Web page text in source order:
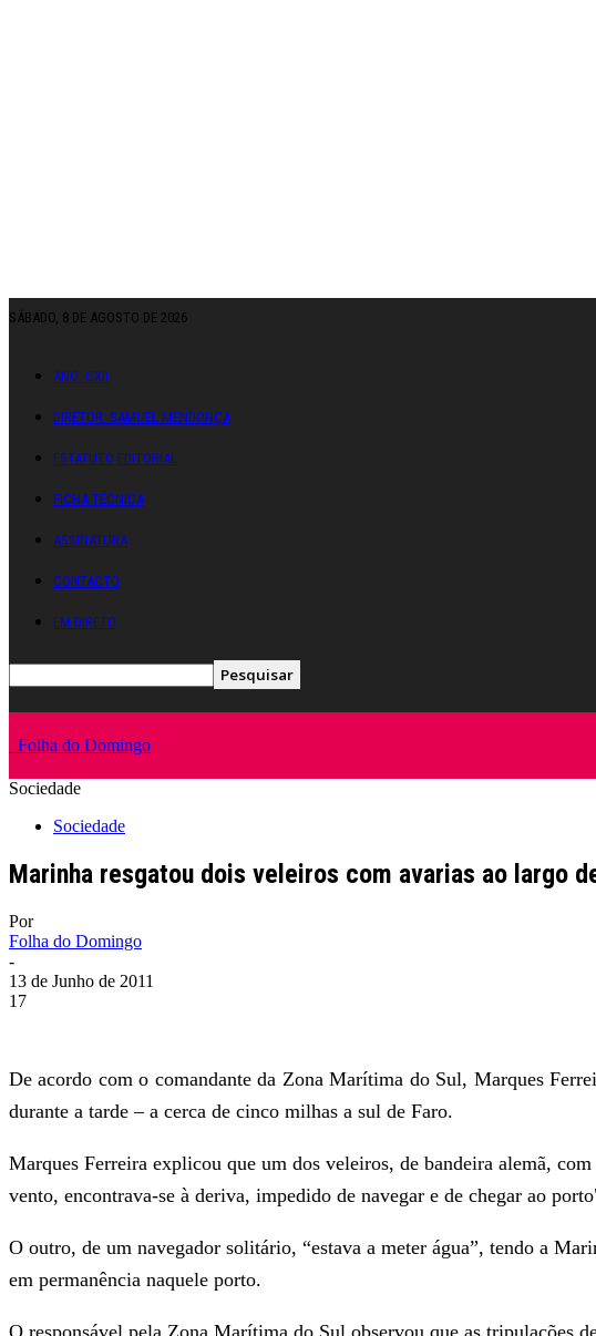
SÁBADO, 8 DE AGOSTO DE 2026
ANO: CXII
DIRETOR: SAMUEL MENDONÇA
ESTATUTO EDITORIAL
FICHA TÉCNICA
ASSINATURA
CONTACTO
EM DIRETO
Folha do Domingo
Sociedade
Sociedade
Marinha resgatou dois veleiros com avarias ao largo
Por
Folha do Domingo
-
13 de Junho de 2011
17
De acordo com o comandante da Zona Marítima do Sul, Marques
durante a tarde – a cerca de cinco milhas a sul de Faro.
Marques Ferreira explicou que um dos veleiros, de bandeira alemã,
vento, encontrava-se à deriva, impedido de navegar e de chegar ao
O outro, de um navegador solitário, “estava a meter água”, tendo a
em permanência naquele porto.
O responsável pela Zona Marítima do Sul observou que as tripulações